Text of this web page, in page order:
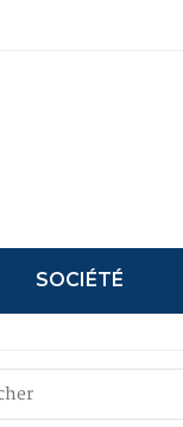
SOCIÉTÉ